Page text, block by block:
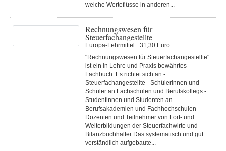
welche Werteflüsse in anderen...
Rechnungswesen für
Steuerfachangestellte
Europa-Lehrmittel
31,30 Euro
"Rechnungswesen für Steuerfachangestellte"
ist ein in Lehre und Praxis bewährtes
Fachbuch. Es richtet sich an -
Steuerfachangestellte - Schülerinnen und
Schüler an Fachschulen und Berufskollegs -
Studentinnen und Studenten an
Berufsakademien und Fachhochschulen -
Dozenten und Teilnehmer von Fort- und
Weiterbildungen der Steuerfachwirte und
Bilanzbuchhalter Das systematisch und gut
verständlich aufgebaute...